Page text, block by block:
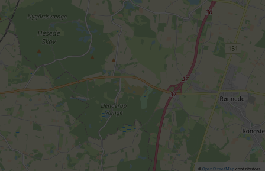
© OpenStreetMapcontributors.